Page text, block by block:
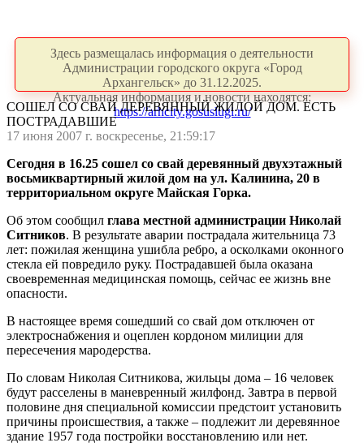
Здесь размещалась информация о деятельности
Администрации городского округа «Город
Архангельск» до 31.12.2025.
Актуальная информация и новости находятся:
https://arhcity.gosuslugi.ru/
СОШЕЛ СО СВАЙ ДЕРЕВЯННЫЙ ЖИЛОЙ ДОМ. ЕСТЬ
ПОСТРАДАВШИЕ
17 июня 2007 г. воскресенье, 21:59:17
Сегодня в 16.25 сошел со свай деревянный двухэтажный
восьмиквартирный жилой дом на ул. Калинина, 20 в
территориальном округе Майская Горка.
Об этом сообщил глава местной администрации Николай
Ситников. В результате аварии пострадала жительница 73
лет: пожилая женщина ушибла ребро, а осколками оконного
стекла ей повредило руку. Пострадавшей была оказана
своевременная медицинская помощь, сейчас ее жизнь вне
опасности.
В настоящее время сошедший со свай дом отключен от
электроснабжения и оцеплен кордоном милиции для
пересечения мародерства.
По словам Николая Ситникова, жильцы дома – 16 человек
будут расселены в маневренный жилфонд. Завтра в первой
половине дня специальной комиссии предстоит установить
причины происшествия, а также – подлежит ли деревянное
здание 1957 года постройки восстановлению или нет.